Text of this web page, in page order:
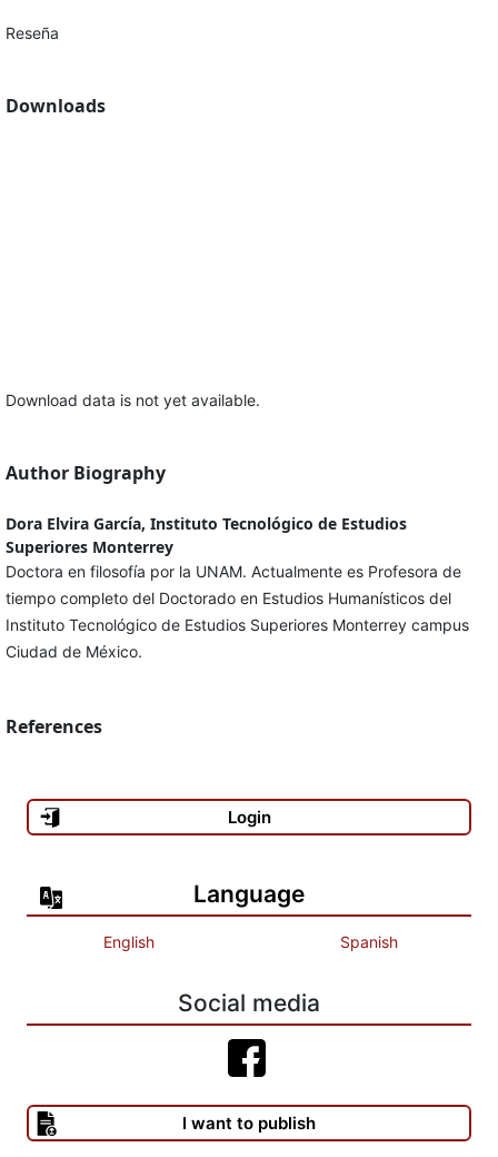
Reseña
Downloads
Download data is not yet available.
Author Biography
Dora Elvira García, Instituto Tecnológico de Estudios
Superiores Monterrey
Doctora en filosofía por la UNAM. Actualmente es Profesora de
tiempo completo del Doctorado en Estudios Humanísticos del
Instituto Tecnológico de Estudios Superiores Monterrey campus
Ciudad de México.
References
Login
Language
English Spanish
Social media
I want to publish